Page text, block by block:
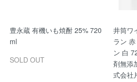
豊永蔵 有機いも焼酎 25% 720
ml
SOLD OUT
井筒ワ
ラン
ン 白
剤無添
式会社